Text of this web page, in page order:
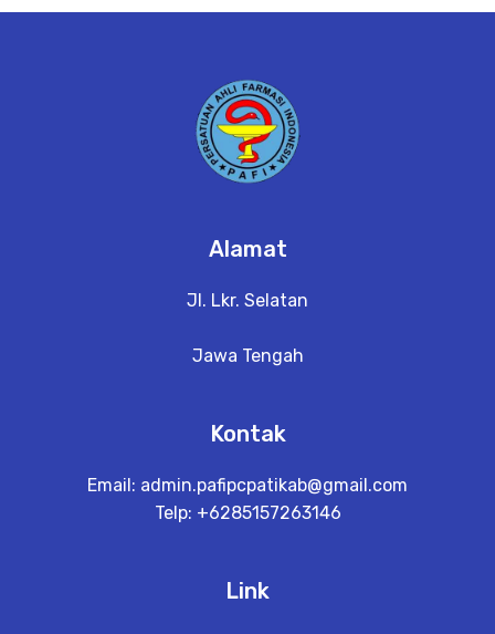
Alamat
Jl. Lkr. Selatan
Jawa Tengah
Kontak
Email: admin.pafipcpatikab@gmail.com
Telp: +6285157263146
Link